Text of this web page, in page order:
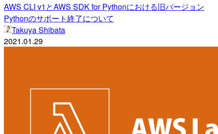
AWS CLI v1とAWS SDK for Pythonにおける旧バージョン
Pythonのサポート終了について
Takuya Shibata
2021.01.29